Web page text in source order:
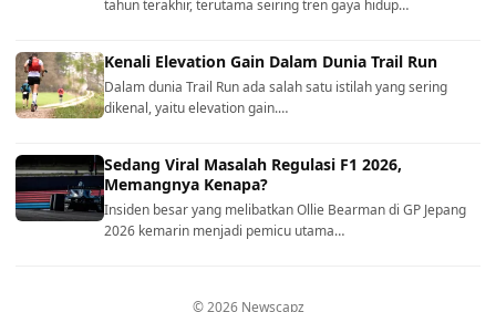
tahun terakhir, terutama seiring tren gaya hidup…
Kenali Elevation Gain Dalam Dunia Trail Run
Dalam dunia Trail Run ada salah satu istilah yang sering
dikenal, yaitu elevation gain.…
Sedang Viral Masalah Regulasi F1 2026,
Memangnya Kenapa?
Insiden besar yang melibatkan Ollie Bearman di GP Jepang
2026 kemarin menjadi pemicu utama…
© 2026 Newscapz